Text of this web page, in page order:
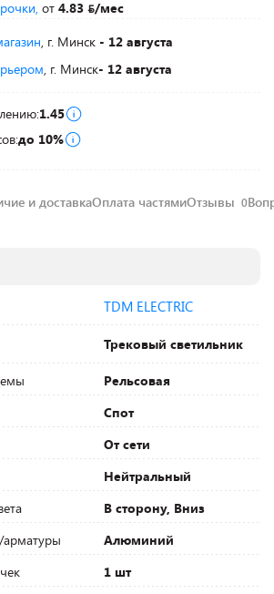
от 4.83
/мес
, г. Минск - 12 августа
, г. Минск- 12 августа
1.45
до 10%
и доставкаОплата частямиОтзывы 0
TDM ELECTRIC
Трековый светильник
Рельсовая
Спот
От сети
Нейтральный
В сторону, Вниз
арматуры
Алюминий
1 шт